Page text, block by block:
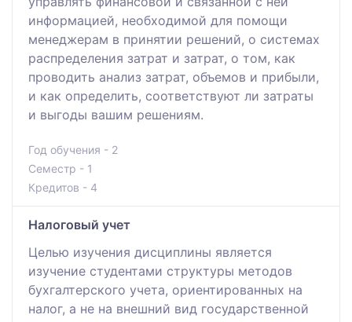
информацией, необходимой для помощи
менеджерам в принятии решений, о системах
распределения затрат и затрат, о том, как
проводить анализ затрат, объемов и прибыли,
и как определить, соответствуют ли затраты
и выгоды вашим решениям.
Год обучения - 2
Семестр - 1
Кредитов - 4
Налоговый учет
Целью изучения дисциплины является
изучение студентами структуры методов
бухгалтерского учета, ориентированных на
налог, а не на внешний вид государственной